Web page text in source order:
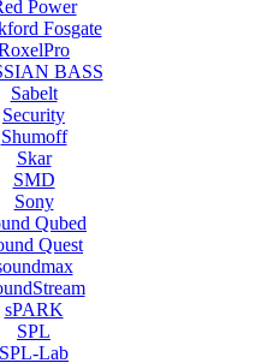
Power
Fosgate
BASS
Sabelt
Security
Shumoff
Skar
SMD
Sony
Qubed
Quest
sPARK
SPL
SPL-Lab